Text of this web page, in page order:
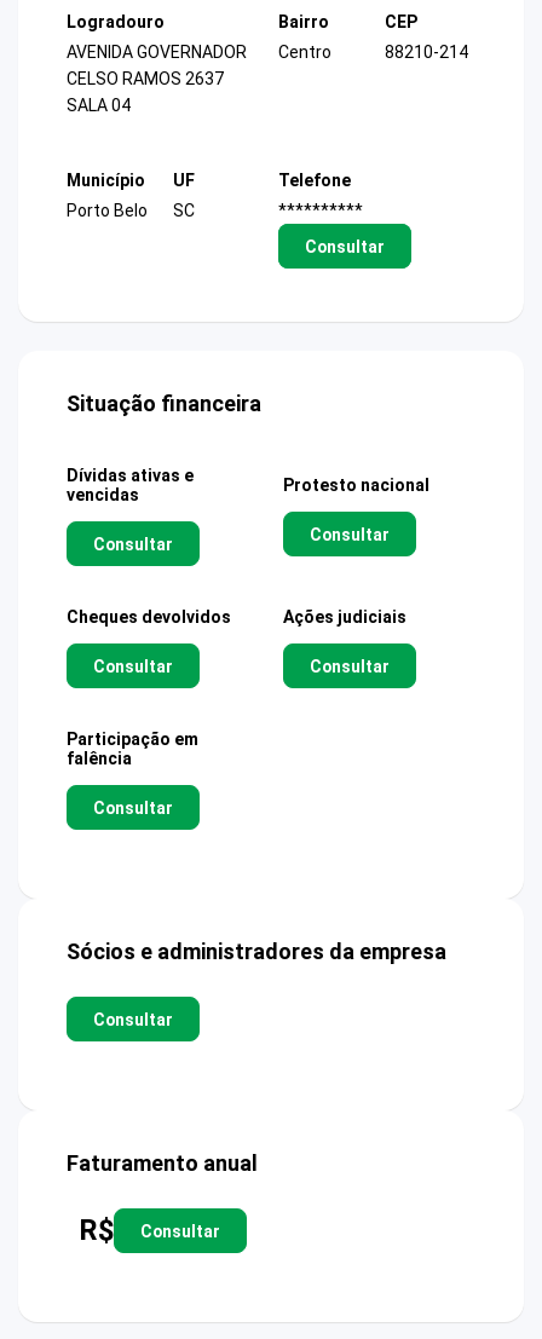
Logradouro
AVENIDA GOVERNADOR
CELSO RAMOS 2637
SALA 04
Bairro
Centro
CEP
88210-214
Município
Porto Belo
UF
SC
Telefone
**********
Consultar
Situação financeira
Dívidas ativas e
vencidas
Consultar
Protesto nacional
Consultar
Cheques devolvidos
Consultar
Ações judiciais
Consultar
Participação em
falência
Consultar
Sócios e administradores da empresa
Consultar
Faturamento anual
R$ Consultar